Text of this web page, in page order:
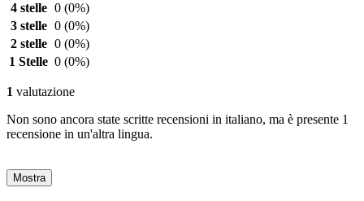
4 stelle 0 (0%)
3 stelle 0 (0%)
2 stelle 0 (0%)
1 Stelle 0 (0%)
1 valutazione
Non sono ancora state scritte recensioni in italiano, ma è presente 1
recensione in un'altra lingua.
Mostra